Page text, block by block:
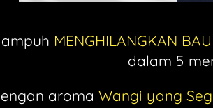
MENGHILANGKAN BAU
dalam 5
aroma Wangi yang